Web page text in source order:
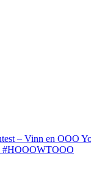
– Vinn en OOO
#HOOOWTOOO